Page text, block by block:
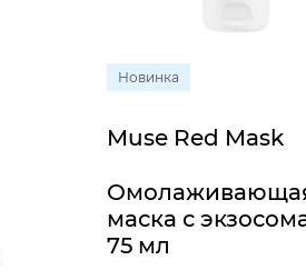
Новинка
Muse Red Mask
маска с
75 мл